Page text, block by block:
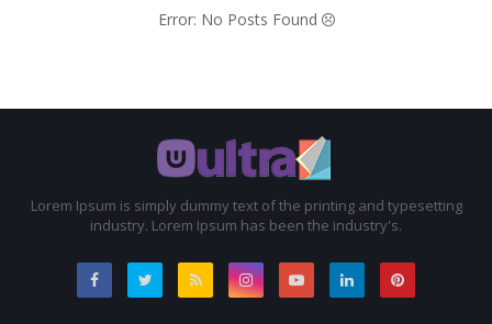
Error: No Posts Found
Lorem Ipsum is simply dummy text of the printing and typesetting
industry. Lorem Ipsum has been the industry's.